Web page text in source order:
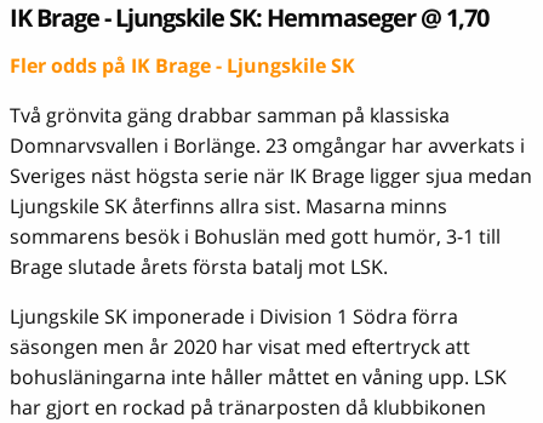
IK Brage - Ljungskile SK: Hemmaseger @ 1,70
Fler odds på IK Brage - Ljungskile SK
Två grönvita gäng drabbar samman på klassiska
Domnarvsvallen i Borlänge. 23 omgångar har avverkats i
Sveriges näst högsta serie när IK Brage ligger sjua medan
Ljungskile SK återfinns allra sist. Masarna minns
sommarens besök i Bohuslän med gott humör, 3-1 till
Brage slutade årets första batalj mot LSK.
Ljungskile SK imponerade i Division 1 Södra förra
säsongen men år 2020 har visat med eftertryck att
bohusläningarna inte håller måttet en våning upp. LSK
har gjort en rockad på tränarposten då klubbikonen